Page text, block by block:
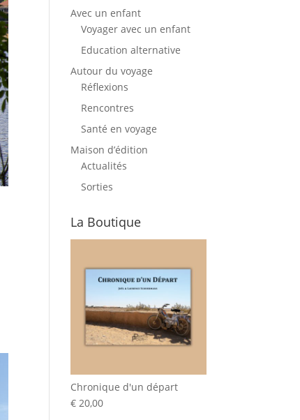
Avec un enfant
Voyager avec un enfant
Education alternative
Autour du voyage
Réflexions
Rencontres
Santé en voyage
Maison d’édition
Actualités
Sorties
La Boutique
Chronique d'un départ
€ 20,00